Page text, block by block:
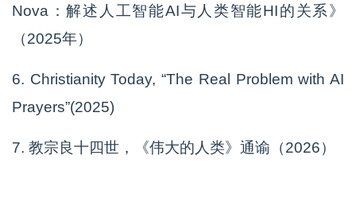
Nova：解述人工智能AI与人类智能HI的关系》
（2025年）
6. Christianity Today, “The Real Problem with AI
Prayers”(2025)
7. 教宗良十四世，《伟大的人类》通谕（2026）